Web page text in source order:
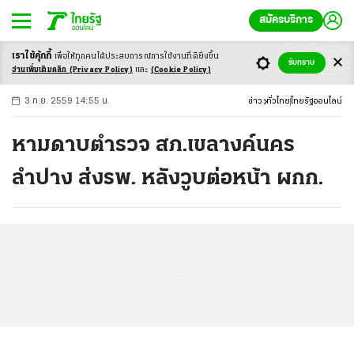
สมัครบริการ
-ก ก ก+
3 ก.ย. 2559 14:55 น. ข่าว ทั่วไทย ไทยรัฐออนไลน์
หามดาบตำรวจ สภ.เขลางค์นคร
ลำปาง ส่งรพ. หลังวูบต่อหน้า ผกก.
เราใช้คุ้กกี้ เพื่อให้ทุกคนได้ประสบการณ์การใช้งานที่ดียิ่งขึ้น
อ่านเพิ่มเติมคลิก (Privacy Policy) และ (Cookie Policy)
รับทราบ